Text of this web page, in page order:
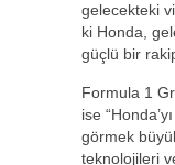
gelecekteki
ki Honda,
güçlü bir
Formula 1
ise
görmek
teknolojileri